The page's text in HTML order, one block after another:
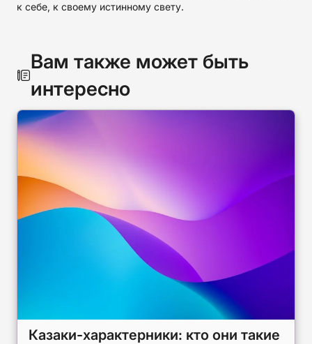
к себе, к своему истинному свету.
Вам также может быть
интересно
Казаки-характерники: кто они такие